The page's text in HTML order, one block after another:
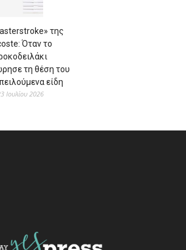
της
Όταν το
τη θέση του
είδη
Ιουλίου 2026